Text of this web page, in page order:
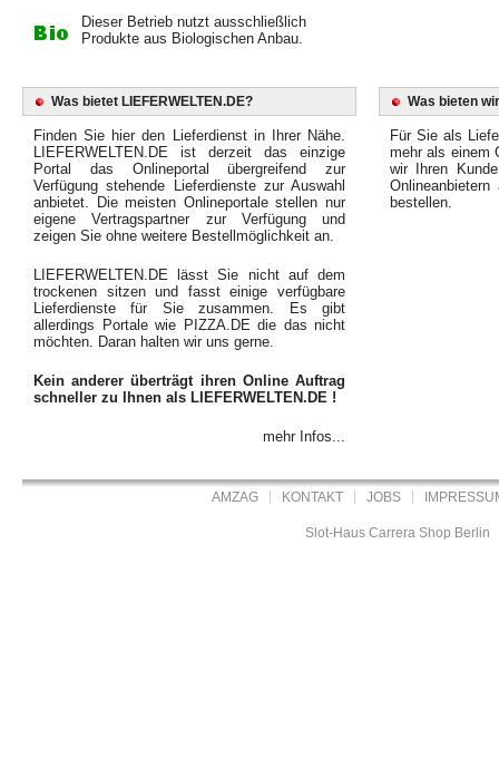
Dieser Betrieb nutzt ausschließlich
Produkte aus Biologischen Anbau.
Was bietet LIEFERWELTEN.DE?
Finden Sie hier den Lieferdienst in Ihrer Nähe.
LIEFERWELTEN.DE ist derzeit das einzige
Portal das Onlineportal übergreifend zur
Verfügung stehende Lieferdienste zur Auswahl
anbietet. Die meisten Onlineportale stellen nur
eigene Vertragspartner zur Verfügung und
zeigen Sie ohne weitere Bestellmöglichkeit an.
LIEFERWELTEN.DE lässt Sie nicht auf dem
trockenen sitzen und fasst einige verfügbare
Lieferdienste für Sie zusammen. Es gibt
allerdings Portale wie PIZZA.DE die das nicht
möchten. Daran halten wir uns gerne.
Kein anderer überträgt ihren Online Auftrag
schneller zu Ihnen als LIEFERWELTEN.DE !
mehr Infos...
Was bieten
Für Sie als
mehr als einem
wir Ihren
bestellen.
AMZAG KONTAKT JOBS
Slot-Haus Carrera Shop Berlin